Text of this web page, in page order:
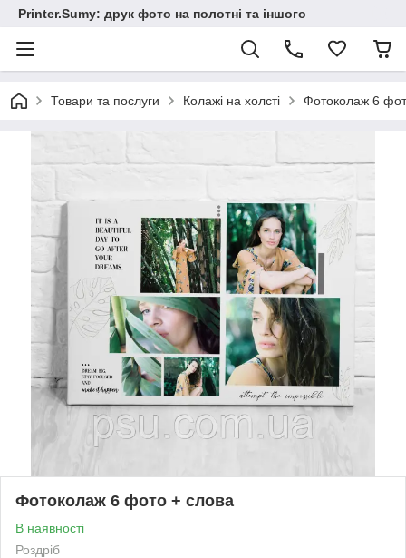
Printer.Sumy: друк фото на полотні та іншого
Товари та послуги Колажі на холсті Фотоколаж 6
Фотоколаж 6 фото + слова
В наявності
Роздріб